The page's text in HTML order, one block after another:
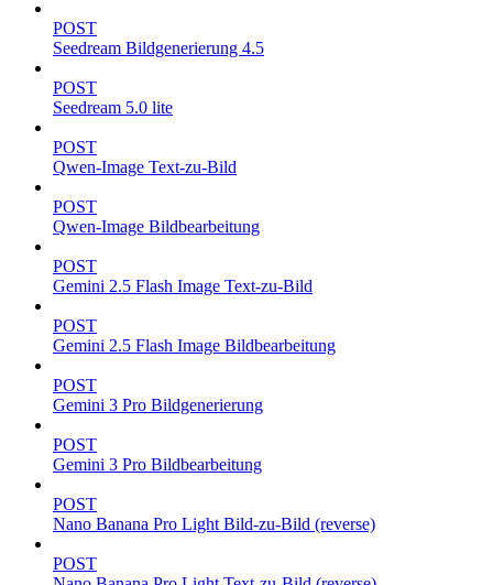
POST
Seedream Bildgenerierung 4.5
POST
Seedream 5.0 lite
POST
Qwen-Image Text-zu-Bild
POST
Qwen-Image Bildbearbeitung
POST
Gemini 2.5 Flash Image Text-zu-Bild
POST
Gemini 2.5 Flash Image Bildbearbeitung
POST
Gemini 3 Pro Bildgenerierung
POST
Gemini 3 Pro Bildbearbeitung
POST
Nano Banana Pro Light Bild-zu-Bild (reverse)
POST